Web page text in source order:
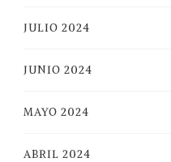
JULIO 2024
JUNIO 2024
MAYO 2024
ABRIL 2024